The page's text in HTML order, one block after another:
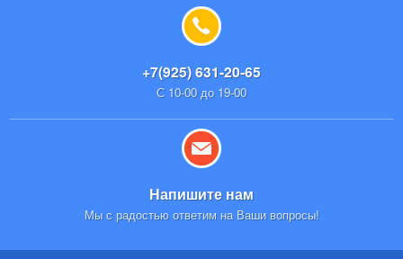
+7(925) 631-20-65
С 10-00 до 19-00
Напишите нам
Мы с радостью ответим на Ваши вопросы!